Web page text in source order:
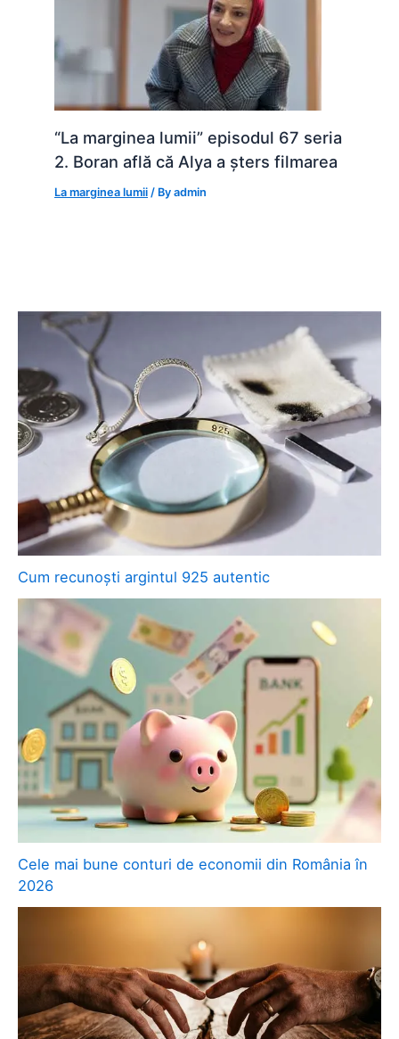
“La marginea lumii” episodul 67 seria
2. Boran află că Alya a șters filmarea
La marginea lumii / Byadmin
Cum recunoști argintul 925 autentic
Cele mai bune conturi de economii din România în
2026